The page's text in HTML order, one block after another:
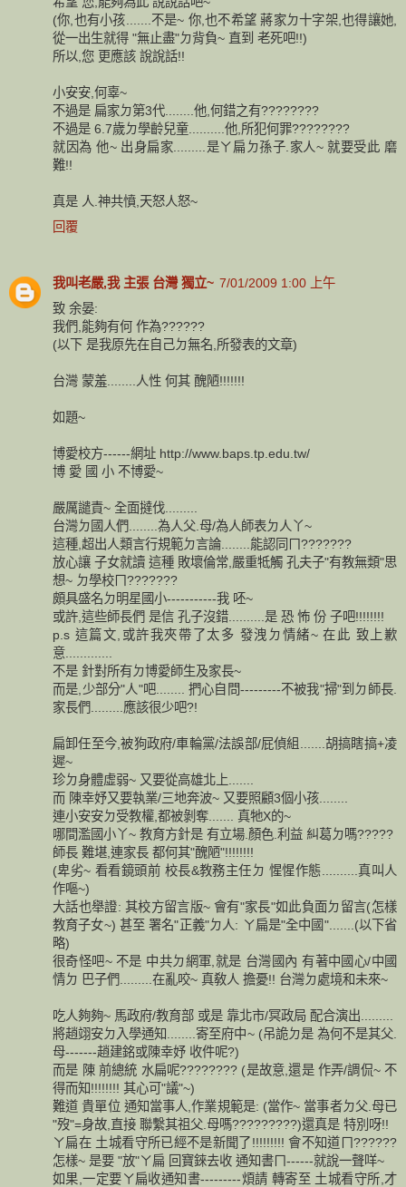
(你,也有小孩.......不是~ 你,也不希望 蔣家ㄉ十字架,也得讓她,
從一出生就得 "無止盡"ㄉ背負~ 直到 老死吧!!)
所以,您 更應該 說說話!!
小安安,何辜~
不過是 扁家ㄉ第3代........他,何錯之有????????
不過是 6.7歲ㄉ學齡兒童..........他,所犯何罪????????
就因為 他~ 出身扁家.........是ㄚ扁ㄉ孫子.家人~ 就要受此 磨
難!!
真是 人.神共憤,天怒人怒~
回覆
我叫老嚴,我 主張 台灣 獨立~ 7/01/2009 1:00 上午
致 余晏:
我們,能夠有何 作為??????
(以下 是我原先在自己ㄉ無名,所發表的文章)
台灣 蒙羞........人性 何其 醜陋!!!!!!!
如題~
博愛校方------網址 http://www.baps.tp.edu.tw/
博 愛 國 小 不博愛~
嚴厲譴責~ 全面撻伐.........
台灣ㄉ國人們........為人父.母/為人師表ㄉ人丫~
這種,超出人類言行規範ㄉ言論........能認同ㄇ???????
放心讓 子女就讀 這種 敗壞倫常,嚴重牴觸 孔夫子"有教無類"思
想~ ㄉ學校ㄇ???????
頗具盛名ㄉ明星國小-----------我 呸~
或許,這些師長們 是信 孔子沒錯..........是 恐 怖 份 子吧!!!!!!!!
p.s 這篇文,或許我夾帶了太多 發洩ㄉ情緒~ 在此 致上歉
意.............
不是 針對所有ㄉ博愛師生及家長~
而是,少部分"人"吧........ 捫心自問---------不被我"掃"到ㄉ師長.
家長們.........應該很少吧?!
扁卸任至今,被狗政府/車輪黨/法誤部/屁偵組.......胡搞瞎搞+凌
遲~
珍ㄉ身體虛弱~ 又要從高雄北上.......
而 陳幸妤又要執業/三地奔波~ 又要照顧3個小孩........
連小安安ㄉ受教權,都被剝奪....... 真牠X的~
哪間濫國小丫~ 教育方針是 有立場.顏色.利益 糾葛ㄉ嗎?????
師長 難堪,連家長 都何其"醜陋"!!!!!!!!
(卑劣~ 看看鏡頭前 校長&教務主任ㄉ 惺惺作態..........真叫人
作嘔~)
大話也舉證: 其校方留言版~ 會有"家長"如此負面ㄉ留言(怎樣
教育子女~) 甚至 署名"正義"ㄉ人: ㄚ扁是"全中國".......(以下省
略)
很奇怪吧~ 不是 中共ㄉ網軍,就是 台灣國內 有著中國心/中國
情ㄉ 巴子們.........在亂咬~ 真敎人 擔憂!! 台灣ㄉ處境和未來~
吃人夠夠~ 馬政府/教育部 或是 靠北市/冥政局 配合演出.........
將趙翊安ㄉ入學通知........寄至府中~ (吊詭ㄉ是 為何不是其父.
母-------趙建銘或陳幸妤 收件呢?)
而是 陳 前總統 水扁呢???????? (是故意,還是 作弄/調侃~ 不
得而知!!!!!!!! 其心可"議"~)
難道 貴單位 通知當事人,作業規範是: (當作~ 當事者ㄉ父.母已
"歿"=身故,直接 聯繫其祖父.母嗎?????????)還真是 特別呀!!
ㄚ扁在 土城看守所已經不是新聞了!!!!!!!!! 會不知道ㄇ??????
怎樣~ 是要 "放"ㄚ扁 回寶錸去收 通知書ㄇ------就說一聲咩~
如果,一定要ㄚ扁收通知書---------煩請 轉寄至 土城看守所,才